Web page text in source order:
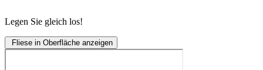
Legen Sie gleich los!
Fliese in Oberfläche anzeigen